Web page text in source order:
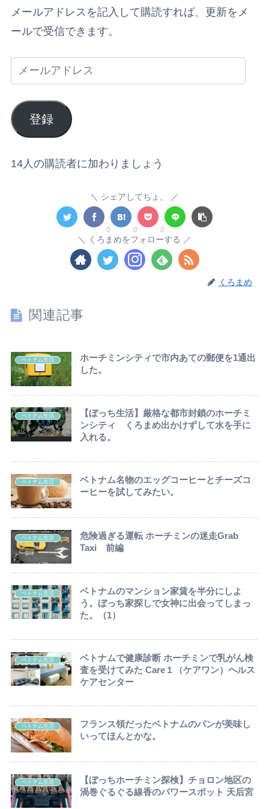
メールアドレスを記入して購読すれば、更新をメ
ールで受信できます。
登録
14人の購読者に加わりましょう
シェアしてちょ。
0 0 0
くろまめをフォローする
くろまめ
関連記事
ベトナム生活
ホーチミンシティで市内あての郵便を1通出
した。
ベトナム生活
【ぼっち生活】厳格な都市封鎖のホーチミ
ンシティ くろまめ出かけずして水を手に
入れる。
ベトナム生活
ベトナム名物のエッグコーヒーとチーズコ
ーヒーを試してみたい。
ベトナム生活
危険過ぎる運転 ホーチミンの迷走Grab
Taxi 前編
ベトナム生活
ベトナムのマンション家賃を半分にしよ
う。ぼっち家探しで女神に出会ってしまっ
た。（1）
ベトナム生活
ベトナムで健康診断 ホーチミンで乳がん検
査を受けてみた Care１（ケアワン）ヘルス
ケアセンター
ベトナム生活
フランス領だったベトナムのパンが美味し
いってほんとかな。
ベトナム生活
【ぼっちホーチミン探検】チョロン地区の
渦巻ぐるぐる線香のパワースポット 天后宮